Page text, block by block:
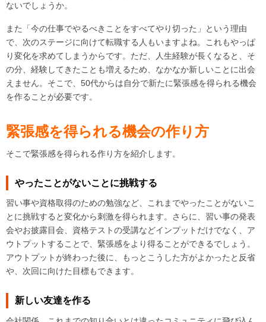
ないでしょうか。
また「今の仕事でやるべきことをすべてやり切った」という理由
で、次のステージに向けて転職する人もいますよね。これもやっぱ
り変化を求めてしまうからです。ただ、人生経験が長くなると、そ
の分、経験してきたことも増えるため、なかなか新しいことに出会
えません。そこで、50代からは自分で新たに緊張感を得られる機会
を作ることが必要です。
緊張感を得られる機会の作り方
そこで緊張感を得られる作り方を紹介します。
やったことがないことに挑戦する
習い事や資格取得のための勉強など、これまでやったことがないこ
とに挑戦すると変化から刺激を得られます。さらに、習い事の発表
会やお披露目会、資格テストの受講などインプットだけでなく、ア
ウトプットすることで、緊張感をより得ることができるでしょう。
アウトプットが終わった後に、もっとこうした方がよかったと反省
や、次回に向けた目標もできます。
新しい友達を作る